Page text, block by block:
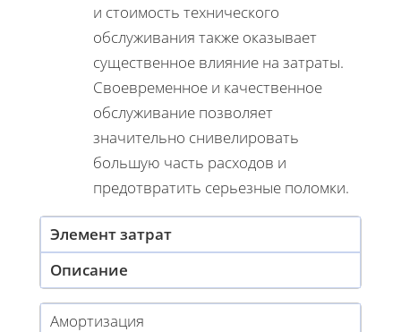
и стоимость технического
обслуживания также оказывает
существенное влияние на затраты.
Своевременное и качественное
обслуживание позволяет
значительно снивелировать
большую часть расходов и
предотвратить серьезные поломки.
Элемент затрат
Описание
Амортизация